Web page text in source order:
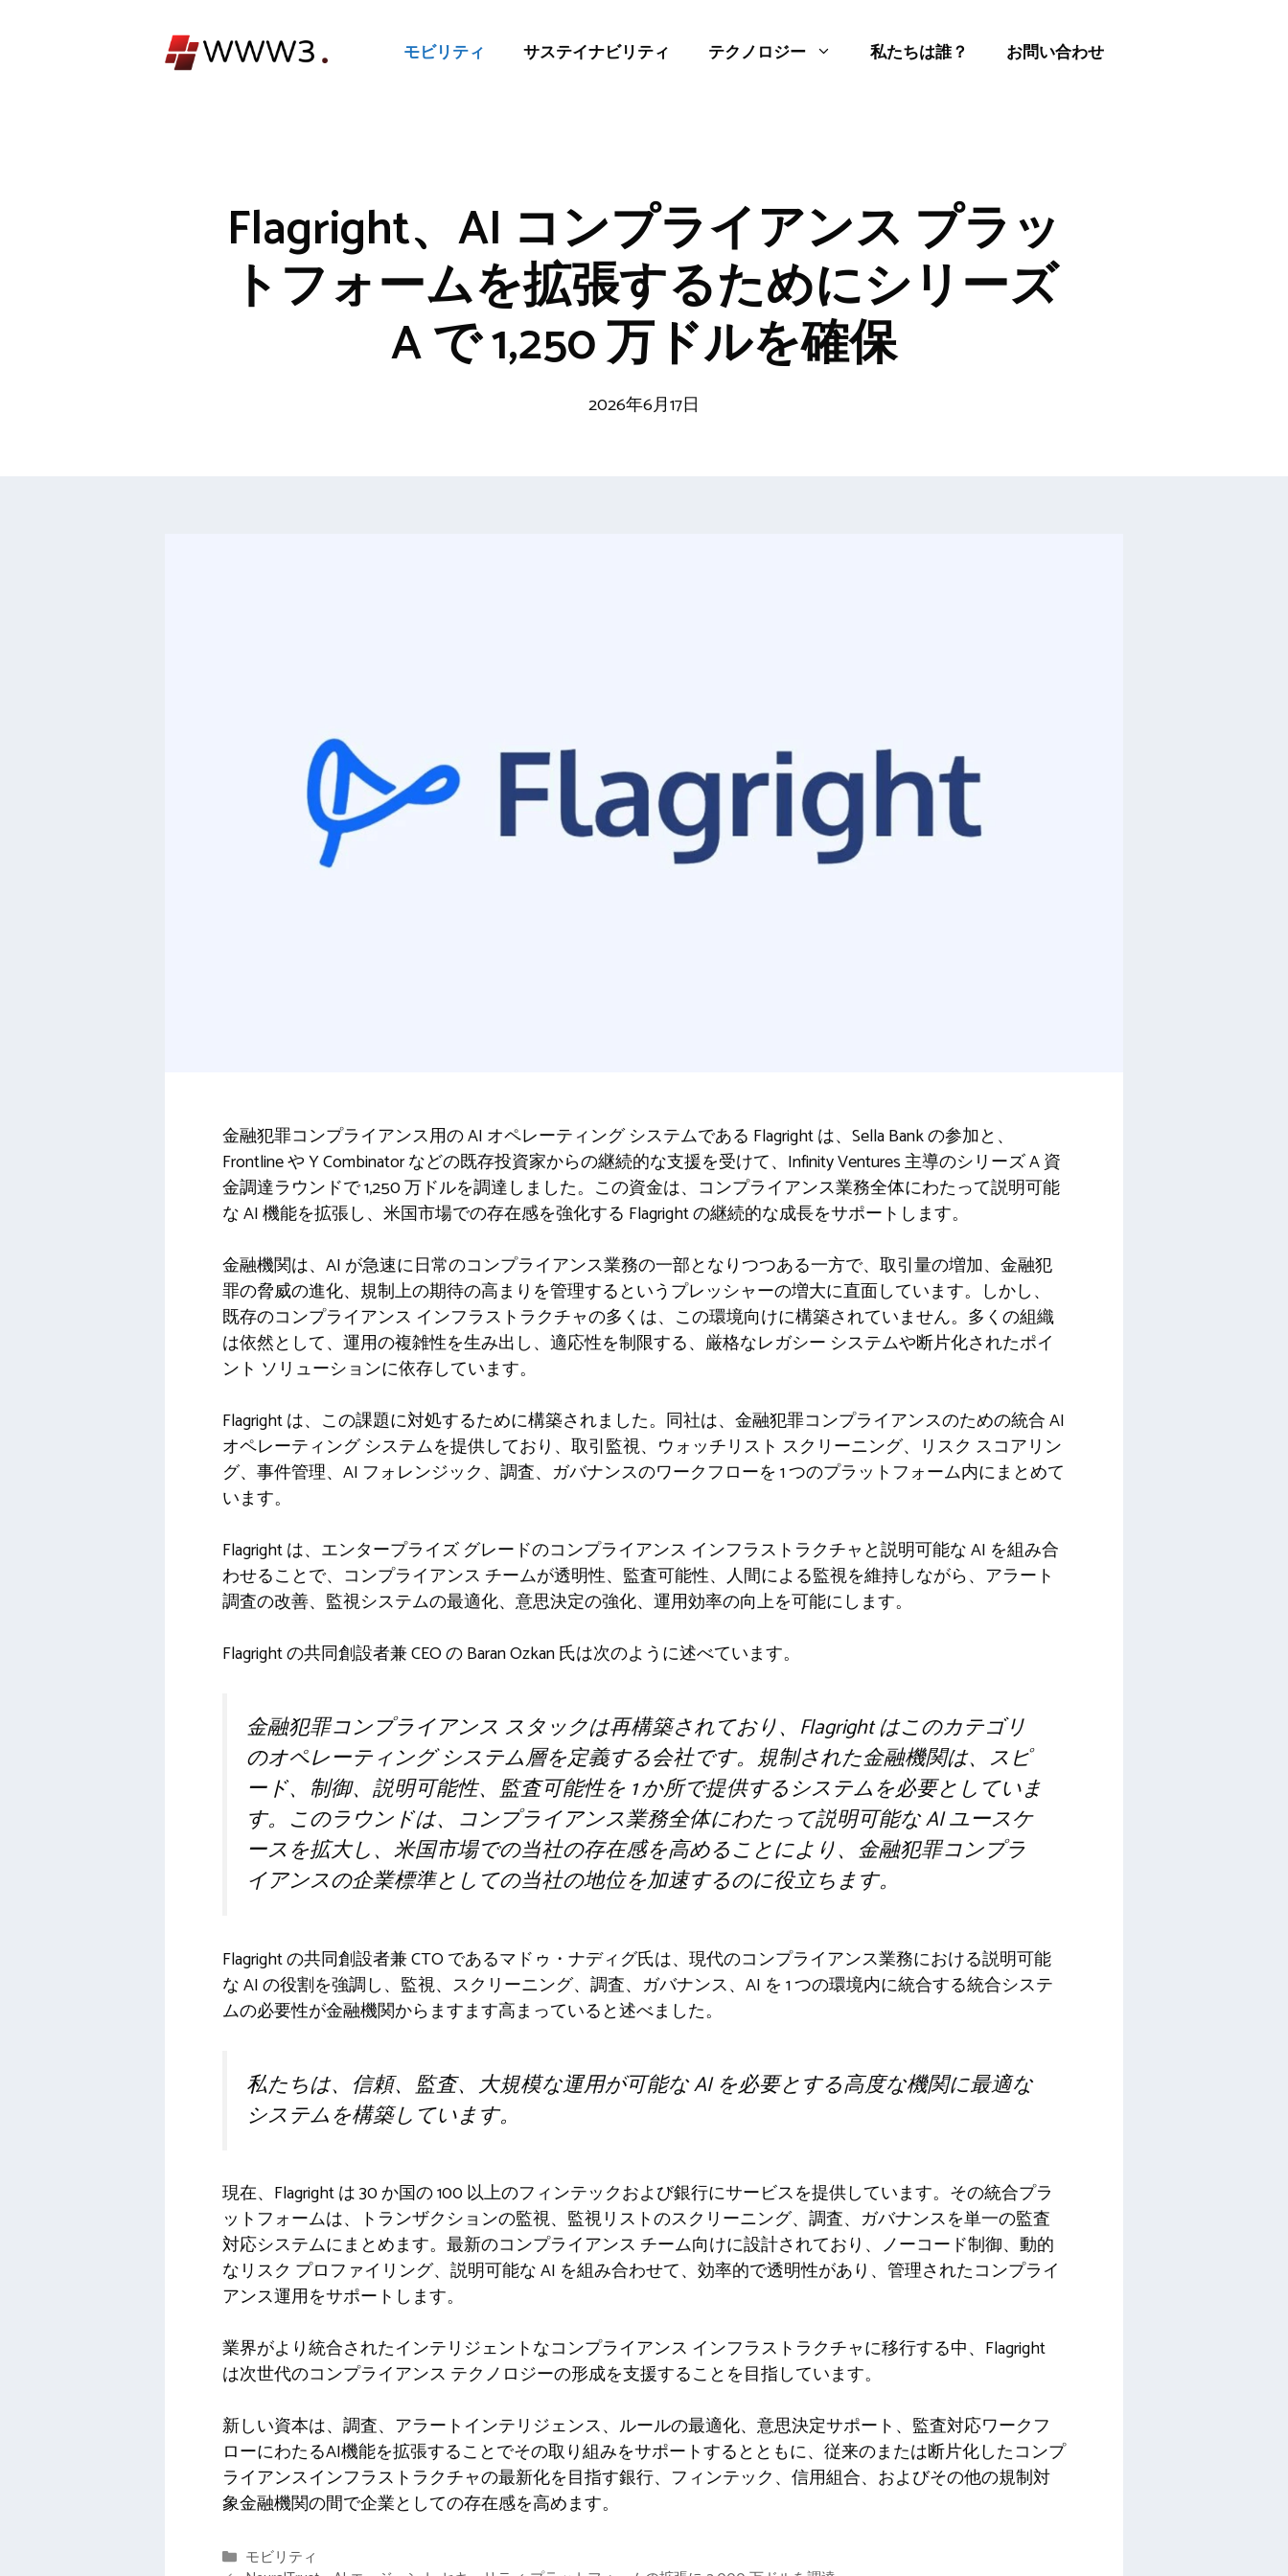
モビリティ サステイナビリティ テクノロジー 私たちは誰？ お問い合わせ
Flagright、AI コンプライアンス プラッ
トフォームを拡張するためにシリーズ
A で 1,250 万ドルを確保
2026年6月17日
金融犯罪コンプライアンス用の AI オペレーティング システムである Flagright は、Sella Bank の参加と、
Frontline や Y Combinator などの既存投資家からの継続的な支援を受けて、Infinity Ventures 主導のシリーズ A 資
金調達ラウンドで 1,250 万ドルを調達しました。この資金は、コンプライアンス業務全体にわたって説明可能
な AI 機能を拡張し、米国市場での存在感を強化する Flagright の継続的な成長をサポートします。
金融機関は、AI が急速に日常のコンプライアンス業務の一部となりつつある一方で、取引量の増加、金融犯
罪の脅威の進化、規制上の期待の高まりを管理するというプレッシャーの増大に直面しています。しかし、
既存のコンプライアンス インフラストラクチャの多くは、この環境向けに構築されていません。多くの組織
は依然として、運用の複雑性を生み出し、適応性を制限する、厳格なレガシー システムや断片化されたポイ
ント ソリューションに依存しています。
Flagright は、この課題に対処するために構築されました。同社は、金融犯罪コンプライアンスのための統合 AI
オペレーティング システムを提供しており、取引監視、ウォッチリスト スクリーニング、リスク スコアリン
グ、事件管理、AI フォレンジック、調査、ガバナンスのワークフローを 1 つのプラットフォーム内にまとめて
います。
Flagright は、エンタープライズ グレードのコンプライアンス インフラストラクチャと説明可能な AI を組み合
わせることで、コンプライアンス チームが透明性、監査可能性、人間による監視を維持しながら、アラート
調査の改善、監視システムの最適化、意思決定の強化、運用効率の向上を可能にします。
Flagright の共同創設者兼 CEO の Baran Ozkan 氏は次のように述べています。
金融犯罪コンプライアンス スタックは再構築されており、Flagright はこのカテゴリ
のオペレーティング システム層を定義する会社です。規制された金融機関は、スピ
ード、制御、説明可能性、監査可能性を 1 か所で提供するシステムを必要としていま
す。このラウンドは、コンプライアンス業務全体にわたって説明可能な AI ユースケ
ースを拡大し、米国市場での当社の存在感を高めることにより、金融犯罪コンプラ
イアンスの企業標準としての当社の地位を加速するのに役立ちます。
Flagright の共同創設者兼 CTO であるマドゥ・ナディグ氏は、現代のコンプライアンス業務における説明可能
な AI の役割を強調し、監視、スクリーニング、調査、ガバナンス、AI を 1 つの環境内に統合する統合システ
ムの必要性が金融機関からますます高まっていると述べました。
私たちは、信頼、監査、大規模な運用が可能な AI を必要とする高度な機関に最適な
システムを構築しています。
現在、Flagright は 30 か国の 100 以上のフィンテックおよび銀行にサービスを提供しています。その統合プラ
ットフォームは、トランザクションの監視、監視リストのスクリーニング、調査、ガバナンスを単一の監査
対応システムにまとめます。最新のコンプライアンス チーム向けに設計されており、ノーコード制御、動的
なリスク プロファイリング、説明可能な AI を組み合わせて、効率的で透明性があり、管理されたコンプライ
アンス運用をサポートします。
業界がより統合されたインテリジェントなコンプライアンス インフラストラクチャに移行する中、Flagright
は次世代のコンプライアンス テクノロジーの形成を支援することを目指しています。
新しい資本は、調査、アラートインテリジェンス、ルールの最適化、意思決定サポート、監査対応ワークフ
ローにわたるAI機能を拡張することでその取り組みをサポートするとともに、従来のまたは断片化したコンプ
ライアンスインフラストラクチャの最新化を目指す銀行、フィンテック、信用組合、およびその他の規制対
象金融機関の間で企業としての存在感を高めます。
カ
モビリティ